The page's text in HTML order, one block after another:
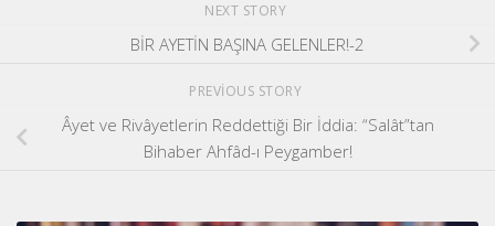
NEXT STORY
BİR AYETİN BAŞINA GELENLER!-2
PREVIOUS STORY
Âyet ve Rivâyetlerin Reddettiği Bir İddia: “Salât”tan
Bihaber Ahfâd-ı Peygamber!